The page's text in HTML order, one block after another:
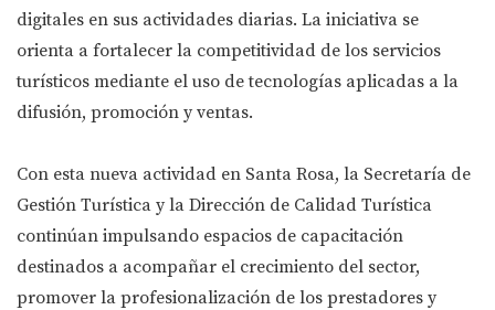
digitales en sus actividades diarias. La iniciativa se
orienta a fortalecer la competitividad de los servicios
turísticos mediante el uso de tecnologías aplicadas a la
difusión, promoción y ventas.
Con esta nueva actividad en Santa Rosa, la Secretaría de
Gestión Turística y la Dirección de Calidad Turística
continúan impulsando espacios de capacitación
destinados a acompañar el crecimiento del sector,
promover la profesionalización de los prestadores y